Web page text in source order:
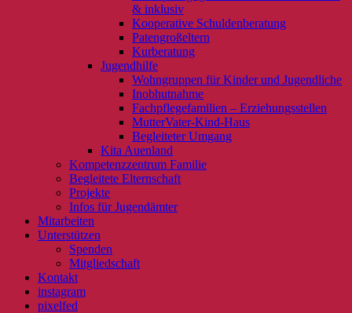
& inklusiv
Kooperative Schuldenberatung
Patengroßeltern
Kurberatung
Jugendhilfe
Wohngruppen für Kinder und Jugendliche
Inobhutnahme
Fachpflegefamilien – Erziehungsstellen
MutterVater-Kind-Haus
Begleiteter Umgang
Kita Auenland
Kompetenzzentrum Familie
Begleitete Elternschaft
Projekte
Infos für Jugendämter
Mitarbeiten
Unterstützen
Spenden
Mitgliedschaft
Kontakt
instagram
pixelfed